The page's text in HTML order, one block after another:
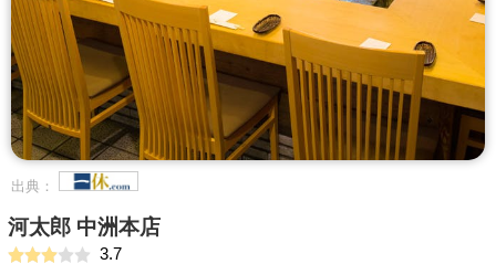
出典：
河太郎 中洲本店
3.7